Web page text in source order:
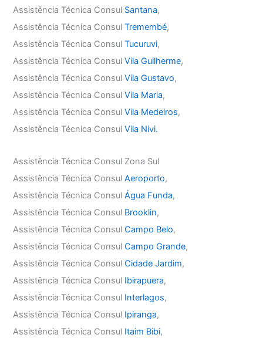
Assistência Técnica Consul Santana,
Assistência Técnica ConsulTremembé,
Assistência Técnica ConsulTucuruvi,
Assistência Técnica ConsulVila Guilherme,
Assistência Técnica ConsulVila Gustavo,
Assistência Técnica ConsulVila Maria,
Assistência Técnica ConsulVila Medeiros,
Assistência Técnica ConsulVila Nivi.
Assistência Técnica Consul Zona Sul
Assistência Técnica ConsulAeroporto,
Assistência Técnica ConsulÁgua Funda,
Assistência Técnica Consul Brooklin,
Assistência Técnica ConsulCampo Belo,
Assistência Técnica ConsulCampo Grande,
Assistência Técnica ConsulCidade Jardim,
Assistência Técnica Consul Ibirapuera,
Assistência Técnica Consul Interlagos,
Assistência Técnica Consul Ipiranga,
Assistência Técnica Consul Itaim Bibi,